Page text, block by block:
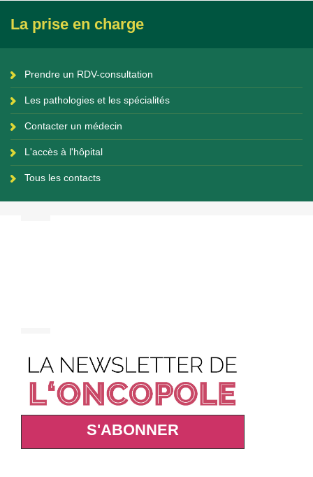
La prise en charge
Prendre un RDV-consultation
Les pathologies et les spécialités
Contacter un médecin
L'accès à l'hôpital
Tous les contacts
S'ABONNER